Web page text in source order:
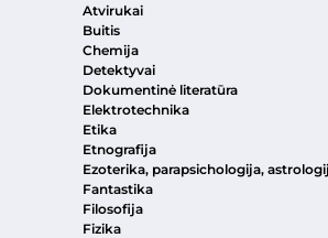
Atvirukai
Buitis
Chemija
Detektyvai
Dokumentinė literatūra
Elektrotechnika
Etika
Etnografija
Ezoterika, parapsichologija,
Fantastika
Filosofija
Fizika